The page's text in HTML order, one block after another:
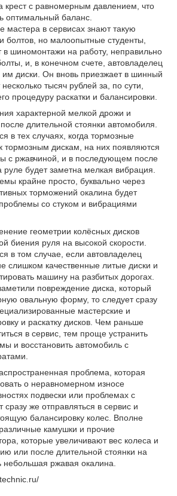
крест с равномерным давлением, что
оптимальный баланс.
мастера в сервисах знают такую
болтов, но малоопытные студенты,
в шиномонтажи на работу, неправильно
и, в конечном счете, автовладелец
им диски. Он вновь приезжает в шинный
тысяч рублей за, по сути,
процедуру раскатки и балансировки.
характерной мелкой дрожи и
длительной стоянки автомобиля.
в тех случаях, когда тормозные
тормозным дискам, на них появляются
с ржавчиной, и в последующем после
будет заметна мелкая вибрация.
крайне просто, буквально через
торможений окалина будет
со стуком и вибрациями
геометрии колёсных дисков
биения руля на высокой скорости.
в том случае, если автовладелец
слишком качественные литые диски и
машину на разбитых дорогах.
повреждение диска, который
овальную форму, то следует сразу
мастерские и
и раскатку дисков. Чем раньше
в сервис, тем проще устранить
и восстановить автомобиль с
проблема, которая
о неравномерном износе
подвески или проблемах с
сразу же отправляться в сервис и
балансировку колес. Вполне
камушки и прочие
которые увеличивают вес колеса и
или после длительной стоянки на
небольшая ржавая окалина.